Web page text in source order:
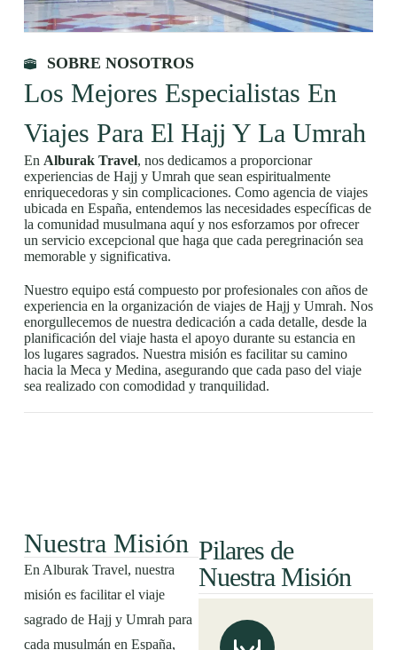
SOBRE NOSOTROS
Los Mejores Especialistas En
Viajes Para El Hajj Y La Umrah
En Alburak Travel, nos dedicamos a proporcionar
experiencias de Hajj y Umrah que sean espiritualmente
enriquecedoras y sin complicaciones. Como agencia de viajes
ubicada en España, entendemos las necesidades específicas de
la comunidad musulmana aquí y nos esforzamos por ofrecer
un servicio excepcional que haga que cada peregrinación sea
memorable y significativa.
Nuestro equipo está compuesto por profesionales con años de
experiencia en la organización de viajes de Hajj y Umrah. Nos
enorgullecemos de nuestra dedicación a cada detalle, desde la
planificación del viaje hasta el apoyo durante su estancia en
los lugares sagrados. Nuestra misión es facilitar su camino
hacia la Meca y Medina, asegurando que cada paso del viaje
sea realizado con comodidad y tranquilidad.
Nuestra Misión
En Alburak Travel, nuestra
misión es facilitar el viaje
sagrado de Hajj y Umrah para
cada musulmán en España,
Pilares de
Nuestra Misión